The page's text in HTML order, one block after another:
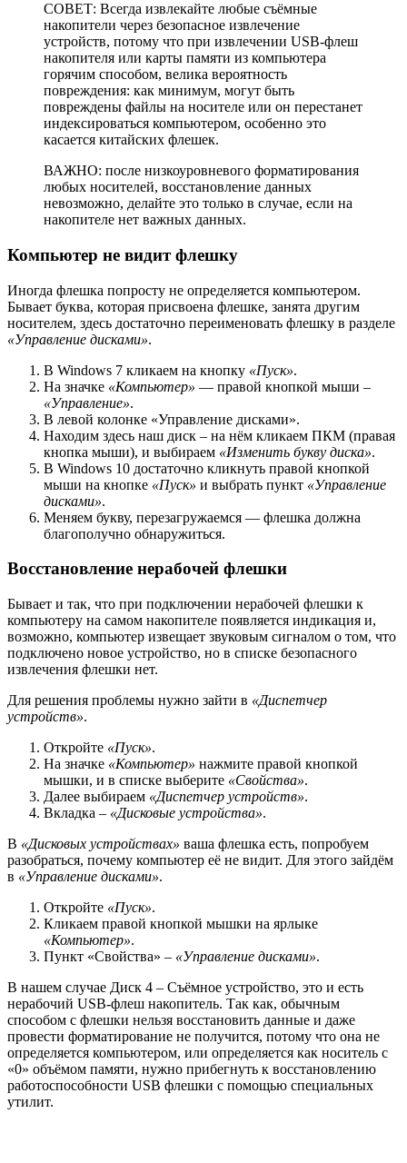
СОВЕТ: Всегда извлекайте любые съёмные
накопители через безопасное извлечение
устройств, потому что при извлечении USB-флеш
накопителя или карты памяти из компьютера
горячим способом, велика вероятность
повреждения: как минимум, могут быть
повреждены файлы на носителе или он перестанет
индексироваться компьютером, особенно это
касается китайских флешек.
ВАЖНО: после низкоуровневого форматирования
любых носителей, восстановление данных
невозможно, делайте это только в случае, если на
накопителе нет важных данных.
Компьютер не видит флешку
Иногда флешка попросту не определяется компьютером.
Бывает буква, которая присвоена флешке, занята другим
носителем, здесь достаточно переименовать флешку в разделе
«Управление дисками».
В Windows 7 кликаем на кнопку «Пуск».
На значке «Компьютер» — правой кнопкой мыши –
«Управление».
В левой колонке «Управление дисками».
Находим здесь наш диск – на нём кликаем ПКМ (правая
кнопка мыши), и выбираем «Изменить букву диска».
В Windows 10 достаточно кликнуть правой кнопкой
мыши на кнопке «Пуск» и выбрать пункт «Управление
дисками».
Меняем букву, перезагружаемся — флешка должна
благополучно обнаружиться.
Восстановление нерабочей флешки
Бывает и так, что при подключении нерабочей флешки к
компьютеру на самом накопителе появляется индикация и,
возможно, компьютер извещает звуковым сигналом о том, что
подключено новое устройство, но в списке безопасного
извлечения флешки нет.
Для решения проблемы нужно зайти в «Диспетчер
устройств».
Откройте «Пуск».
На значке «Компьютер» нажмите правой кнопкой
мышки, и в списке выберите «Свойства».
Далее выбираем «Диспетчер устройств».
Вкладка – «Дисковые устройства».
В «Дисковых устройствах» ваша флешка есть, попробуем
разобраться, почему компьютер её не видит. Для этого зайдём
в «Управление дисками».
Откройте «Пуск».
Кликаем правой кнопкой мышки на ярлыке
«Компьютер».
Пункт «Свойства» – «Управление дисками».
В нашем случае Диск 4 – Съёмное устройство, это и есть
нерабочий USB-флеш накопитель. Так как, обычным
способом с флешки нельзя восстановить данные и даже
провести форматирование не получится, потому что она не
определяется компьютером, или определяется как носитель с
«0» объёмом памяти, нужно прибегнуть к восстановлению
работоспособности USB флешки с помощью специальных
утилит.